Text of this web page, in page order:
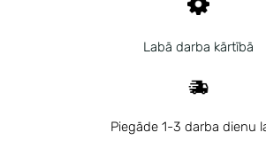
Labā darba kārtībā
Piegāde 1-3 darba dienu